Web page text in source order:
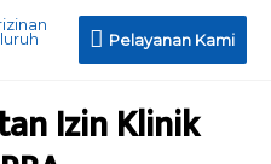
Pelayanan
Pelayanan Kami
Izin Klinik